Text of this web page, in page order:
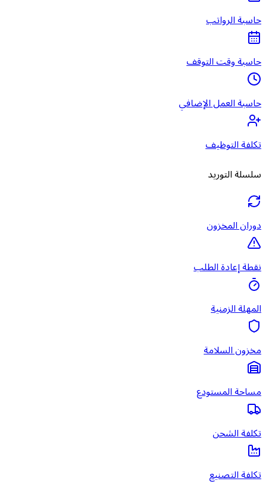
حاسبة الرواتب
حاسبة وقت التوقف
حاسبة العمل الإضافي
تكلفة التوظيف
سلسلة التوريد
دوران المخزون
نقطة إعادة الطلب
المهلة الزمنية
مخزون السلامة
مساحة المستودع
تكلفة الشحن
تكلفة التصنيع